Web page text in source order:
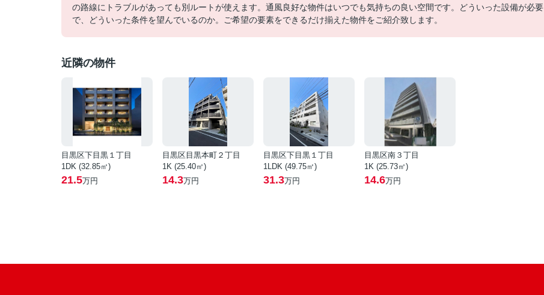
の路線にトラブルがあっても別ルートが使えます。通風良好な物件はいつでも気持ちの良い空間です。どういった設備が必要
で、どういった条件を望んでいるのか。ご希望の要素をできるだけ揃えた物件をご紹介致します。
近隣の物件
目黒区下目黒１丁目
1DK (32.85㎡)
21.5万円
目黒区目黒本町２丁目
1K (25.40㎡)
14.3万円
目黒区下目黒１丁目
1LDK (49.75㎡)
31.3万円
目黒区南３丁目
1K (25.73㎡)
14.6万円